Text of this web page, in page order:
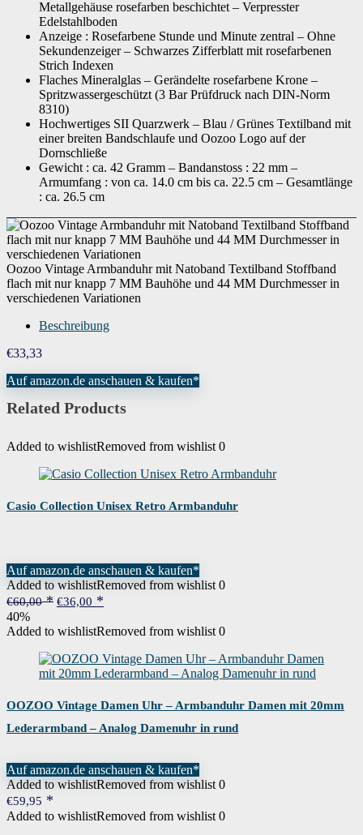
Verschluss Dornschließe
Anzeige Analog
Form des Gehäuses Rund
Artikelnummer C6933
Garantieinformationen auf der Webseite des Herstellers. Wenn dieses
Produkt von einer anderen Partei verkauft wird, wenden Sie sich
bitte direkt an den Verkäufer, um Garantieinformationen für dieses
Metallgehäuse rosefarben beschichtet – Verpresster
Edelstahlboden
Anzeige : Rosefarbene Stunde und Minute zentral – Ohne
Sekundenzeiger – Schwarzes Zifferblatt mit rosefarbenen
Strich Indexen
Flaches Mineralglas – Gerändelte rosefarbene Krone –
Spritzwassergeschützt (3 Bar Prüfdruck nach DIN-Norm
8310)
Hochwertiges SII Quarzwerk – Blau / Grünes Textilband mit
einer breiten Bandschlaufe und Oozoo Logo auf der
Dornschließe
Gewicht : ca. 42 Gramm – Bandanstoss : 22 mm –
Armumfang : von ca. 14.0 cm bis ca. 22.5 cm – Gesamtlänge
: ca. 26.5 cm
Oozoo Vintage Armbanduhr mit Natoband Textilband Stoffband
flach mit nur knapp 7 MM Bauhöhe und 44 MM Durchmesser in
verschiedenen Variationen
Beschreibung
€33,33
Auf amazon.de anschauen & kaufen*
Related Products
Added to wishlistRemoved from wishlist 0
Casio Collection Unisex Retro Armbanduhr
Auf amazon.de anschauen & kaufen*
Added to wishlistRemoved from wishlist 0
€60,00
Ursprünglicher
war:
€60,00
€36,00
ist:
€36,00.
40%
Added to wishlistRemoved from wishlist 0
OOZOO Vintage Damen Uhr – Armbanduhr Damen mit 20mm
Lederarmband – Analog Damenuhr in rund
Auf amazon.de anschauen & kaufen*
Added to wishlistRemoved from wishlist 0
€59,95
Added to wishlistRemoved from wishlist 0